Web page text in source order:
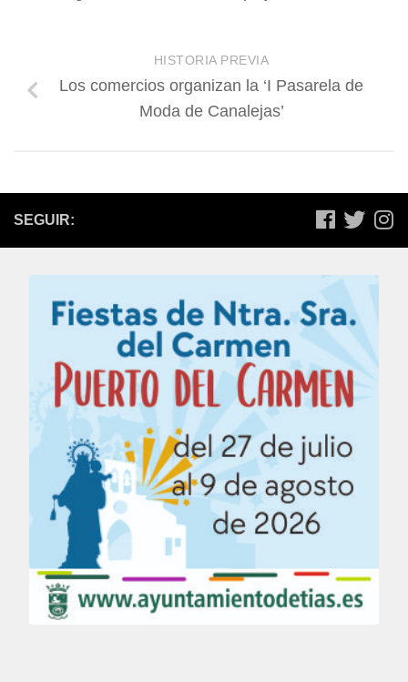
HISTORIA PREVIA
Los comercios organizan la ‘I Pasarela de
Moda de Canalejas’
SEGUIR: